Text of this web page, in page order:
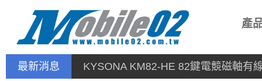
產
最新消息 KYSONA KM82-HE 82鍵電競磁軸有